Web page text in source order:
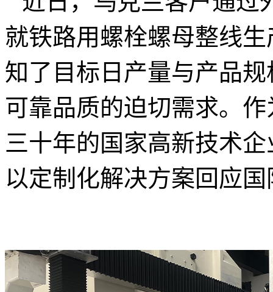
就铁路用螺栓螺母整线
知了目标日产量与产品
可靠品质的迫切需求。
三十年的国家高新技术
以定制化解决方案回应